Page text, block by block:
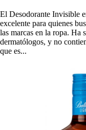
El Desodorante Invisible
excelente para quienes
las marcas en la ropa. Ha
dermatólogos, y no
que es...